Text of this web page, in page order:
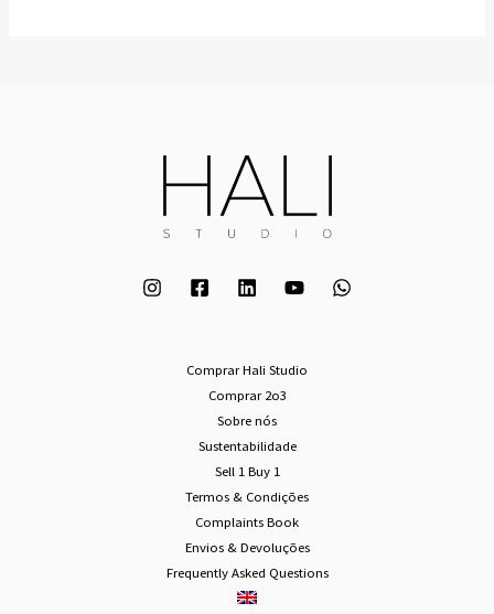
Comprar Hali Studio
Comprar 2o3
Sobre nós
Sustentabilidade
Sell 1 Buy 1
Termos & Condições
Complaints Book
Envios & Devoluções
Frequently Asked Questions